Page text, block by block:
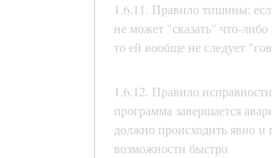
1.6.11. Правило тишины:
не может "сказать" что-
то ей вообще не следует
1.6.12. Правило
программа завершается
должно происходить явно и
возможности быстро